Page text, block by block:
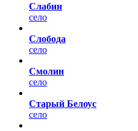
Слабин
село
Слобода
село
Смолин
село
Старый Белоус
село